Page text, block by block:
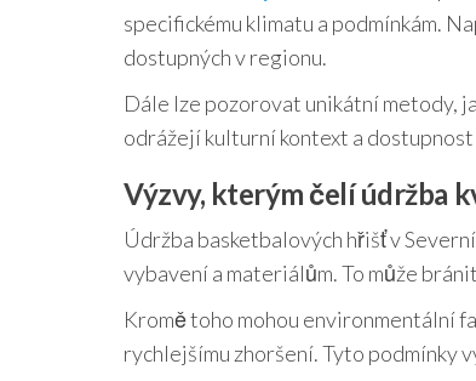
specifickému klimatu a podmínkám.
dostupných v regionu.
Dále lze pozorovat unikátní metody,
odrážejí kulturní kontext a
Výzvy, kterým čelí údržba
Údržba basketbalových hřišť v
vybavení a materiálům. To může
Kromě toho mohou environmentální
rychlejšímu zhoršení. Tyto podmínky